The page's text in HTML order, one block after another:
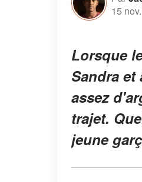
15
Lorsque
Sandra
assez
trajet.
jeune